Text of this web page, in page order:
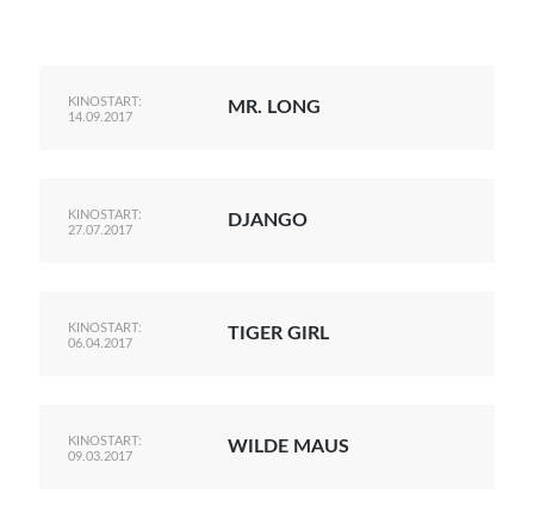
KINOSTART:
14.09.2017
MR. LONG
KINOSTART:
27.07.2017
DJANGO
KINOSTART:
06.04.2017
TIGER GIRL
KINOSTART:
09.03.2017
WILDE MAUS